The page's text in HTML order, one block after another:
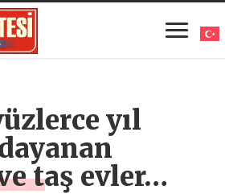
yıl
taş evler…